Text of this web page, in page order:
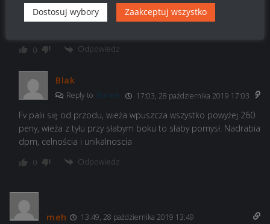
Nie sugeruj sie za bardzo, ale wydaje mi się, że 121B byl
0 Odpowiedz
Blak
Reply to Romek 17:03, 28 października 2019 17:03
Fv palii się od przodu, wieża wpuszcza wszystko powyżej 260
peny, wieża z tyłu przy słabym boku to słaby pomysł. Nadrabia
dpm, celnościa i unikalnoscia
0 Odpowiedz
meh 13:49, 28 października 2019 13:49
Dostosuj wybory Zaakceptuj wszystko